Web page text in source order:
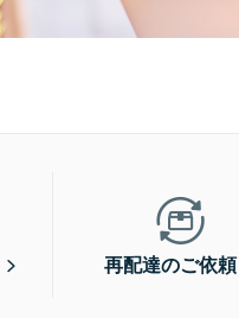
再配達のご依頼